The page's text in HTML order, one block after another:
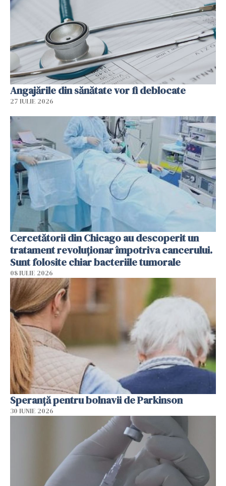
Angajările din sănătate vor fi deblocate
27 IULIE 2026
Cercetătorii din Chicago au descoperit un
tratament revoluționar împotriva cancerului.
Sunt folosite chiar bacteriile tumorale
08 IULIE 2026
Speranță pentru bolnavii de Parkinson
30 IUNIE 2026